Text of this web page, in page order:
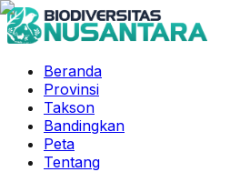
Beranda
Provinsi
Takson
Bandingkan
Peta
Tentang